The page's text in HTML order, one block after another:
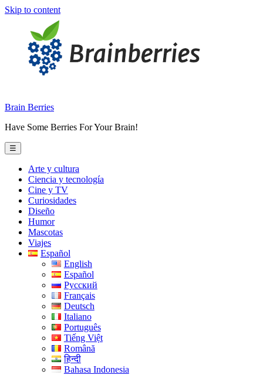
Skip to content
Brain Berries
Have Some Berries For Your Brain!
☰
Arte y cultura
Ciencia y tecnología
Cine y TV
Curiosidades
Diseño
Humor
Mascotas
Viajes
Español
English
Español
Русский
Français
Deutsch
Italiano
Português
Tiếng Việt
Română
हिन्दी
Bahasa Indonesia